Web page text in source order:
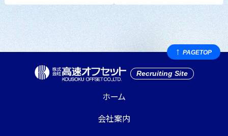
PAGETOP
Recruiting Site
ホーム
会社案内